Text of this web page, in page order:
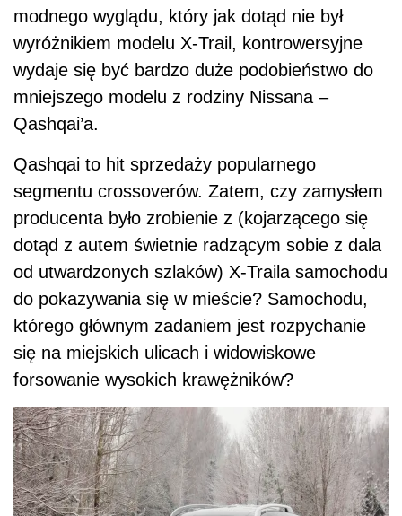
modnego wyglądu, który jak dotąd nie był
wyróżnikiem modelu X-Trail, kontrowersyjne
wydaje się być bardzo duże podobieństwo do
mniejszego modelu z rodziny Nissana –
Qashqai’a.
Qashqai to hit sprzedaży popularnego
segmentu crossoverów. Zatem, czy zamysłem
producenta było zrobienie z (kojarzącego się
dotąd z autem świetnie radzącym sobie z dala
od utwardzonych szlaków) X-Traila samochodu
do pokazywania się w mieście? Samochodu,
którego głównym zadaniem jest rozpychanie
się na miejskich ulicach i widowiskowe
forsowanie wysokich krawężników?